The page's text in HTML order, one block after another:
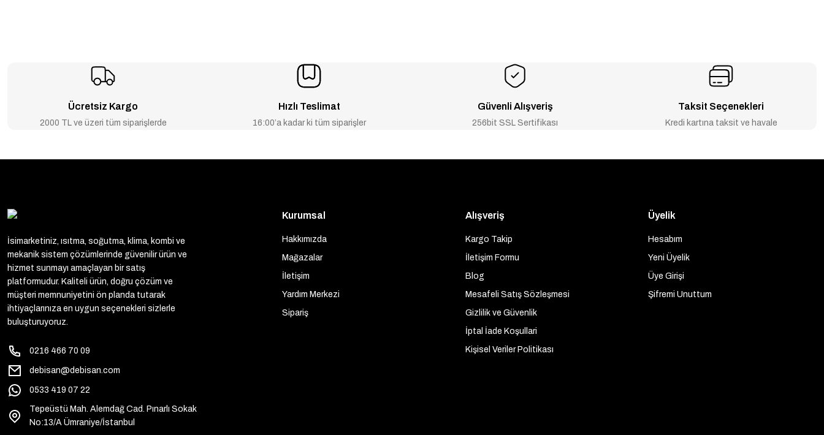
Ücretsiz Kargo
2000 TL ve üzeri tüm siparişlerde
Hızlı Teslimat
16:00’a kadar ki tüm siparişler
Güvenli Alışveriş
256bit SSL Sertifikası
Taksit Seçenekleri
Kredi kartına taksit ve havale
İsimarketiniz, ısıtma, soğutma, klima, kombi ve
mekanik sistem çözümlerinde güvenilir ürün ve
hizmet sunmayı amaçlayan bir satış
platformudur. Kaliteli ürün, doğru çözüm ve
müşteri memnuniyetini ön planda tutarak
ihtiyaçlarınıza en uygun seçenekleri sizlerle
buluşturuyoruz.
0216 466 70 09
debisan@debisan.com
0533 419 07 22
Tepeüstü Mah. Alemdağ Cad. Pınarlı Sokak
No:13/A Ümraniye/İstanbul
Kurumsal
Hakkımızda
Mağazalar
İletişim
Yardım Merkezi
Sipariş
Alışveriş
Kargo Takip
İletişim Formu
Blog
Mesafeli Satış Sözleşmesi
Gizlilik ve Güvenlik
İptal İade Koşullari
Kişisel Veriler Politikası
Üyelik
Hesabım
Yeni Üyelik
Üye Girişi
Şifremi Unuttum